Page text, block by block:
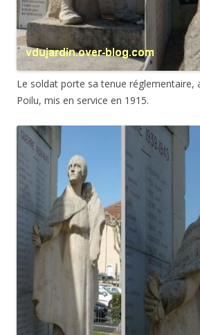
Le soldat porte sa tenue réglementaire,
Poilu, mis en service en 1915.